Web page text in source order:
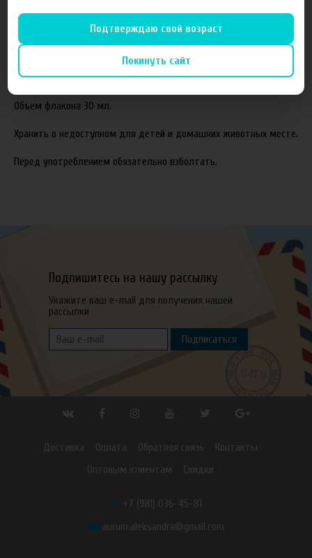
Соотношение компонентов,%:70VG/30PG.
Жидкость производится с использованием американских
ароматизаторов TPA и Capella.
Объем флакона 30 мл.
Хранить в недоступном для детей и домашних животных месте.
Перед употреблением обязательно взболтать.
Подпишитесь на нашу рассылку
Укажите ваш e-mail для получения нашей
рассылки
Подписаться
Доставка Оплата Обратная связь
Контакты
Оптовым клиентам
Скидки
+7 (981) 036-45-81
aurum.aleksandra@gmail.com
Подтверждаю свой возраст
Покинуть сайт